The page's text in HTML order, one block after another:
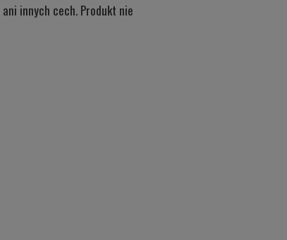
innych cech. Produkt nie